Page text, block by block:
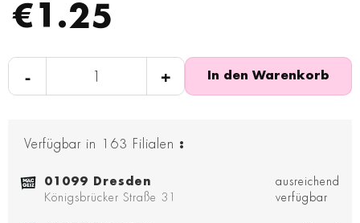
€1.25
- + In den Warenkorb
Verfügbar in 163 Filialen :
01099 Dresden
Königsbrücker Straße 31
ausreichend
verfügbar